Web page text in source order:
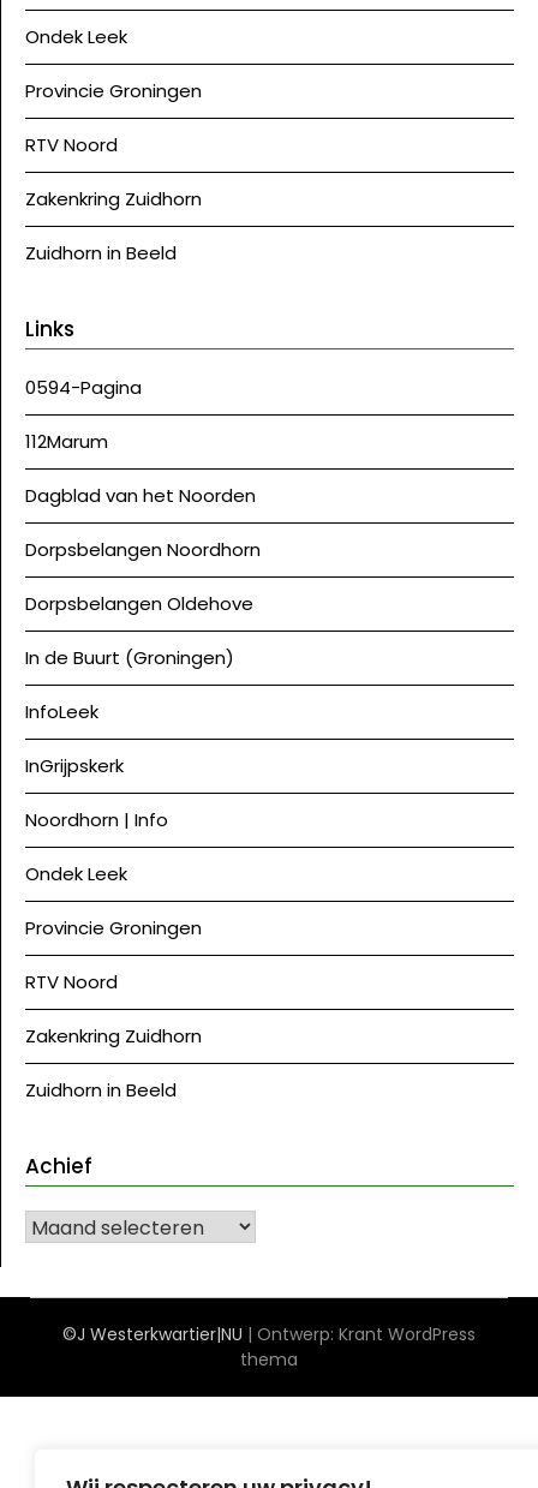
Ondek Leek
Provincie Groningen
RTV Noord
Zakenkring Zuidhorn
Zuidhorn in Beeld
Links
0594-Pagina
112Marum
Dagblad van het Noorden
Dorpsbelangen Noordhorn
Dorpsbelangen Oldehove
In de Buurt (Groningen)
InfoLeek
InGrijpskerk
Noordhorn | Info
Ondek Leek
Provincie Groningen
RTV Noord
Zakenkring Zuidhorn
Zuidhorn in Beeld
Achief
Achief
©J Westerkwartier|NU | Ontwerp: Krant WordPress
thema